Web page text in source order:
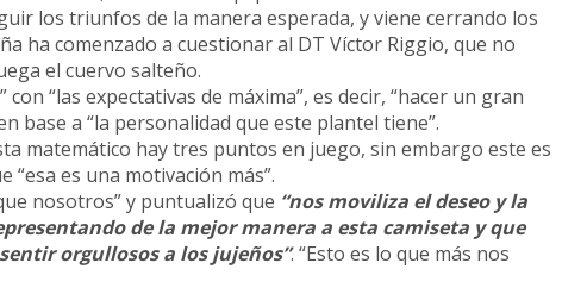
los triunfos de la manera esperada, y viene cerrando los
ha comenzado a cuestionar al DT Víctor Riggio, que no
el cuervo salteño.
“las expectativas de máxima”, es decir, “hacer un gran
base a “la personalidad que este plantel tiene”.
matemático hay tres puntos en juego, sin embargo este es
es una motivación más”.
nosotros” y puntualizó que “nos moviliza el deseo y la
de la mejor manera a esta camiseta y que
orgullosos a los jujeños”. “Esto es lo que más nos